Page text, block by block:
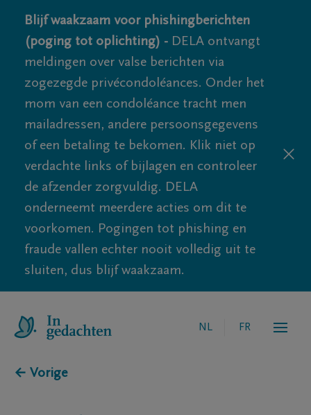
Blijf waakzaam voor phishingberichten
(poging tot oplichting) - DELA ontvangt
meldingen over valse berichten via
zogezegde privécondoléances. Onder het
mom van een condoléance tracht men
mailadressen, andere persoonsgegevens
of een betaling te bekomen. Klik niet op
verdachte links of bijlagen en controleer
de afzender zorgvuldig. DELA
onderneemt meerdere acties om dit te
voorkomen. Pogingen tot phishing en
fraude vallen echter nooit volledig uit te
sluiten, dus blijf waakzaam.
NL FR
← Vorige